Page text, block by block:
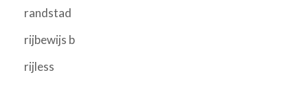
randstad
rijbewijs b
rijless